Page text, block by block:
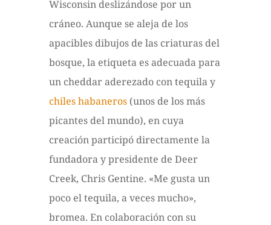
Wisconsin deslizándose por un
cráneo. Aunque se aleja de los
apacibles dibujos de las criaturas del
bosque, la etiqueta es adecuada para
un cheddar aderezado con tequila y
chiles habaneros(unos de los más
picantes del mundo), en cuya
creación participó directamente la
fundadora y presidente de Deer
Creek, Chris Gentine. «Me gusta un
poco el tequila, a veces mucho»,
bromea. En colaboración con su